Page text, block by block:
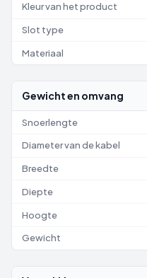
Kleur van het product
Slot type
Materiaal
Gewicht en omvang
Snoerlengte
Diameter van de kabel
Breedte
Diepte
Hoogte
Gewicht